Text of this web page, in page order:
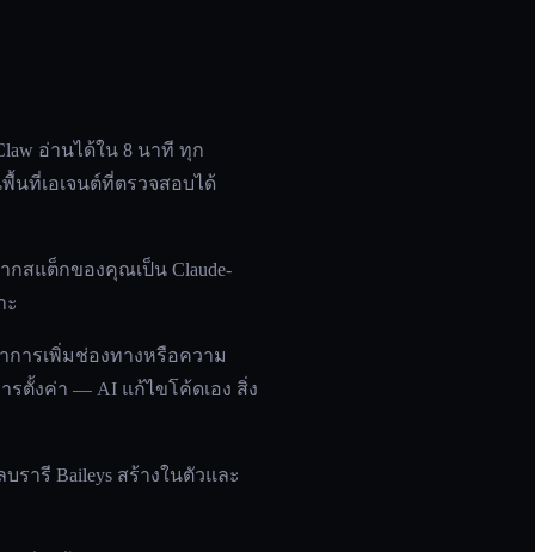
อ่านได้ใน 8 นาที ทุก
นที่เอเจนต์ที่ตรวจสอบได้
ากสแต็กของคุณเป็น Claude-
ะ
าการเพิ่มช่องทางหรือความ
รตั้งค่า — AI แก้ไขโค้ดเอง สิ่ง
รารี Baileys สร้างในตัวและ